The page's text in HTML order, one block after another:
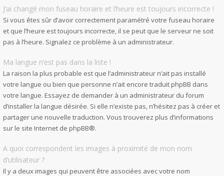
J’ai changé mon fuseau horaire et l’heure est toujours incorrecte !
Si vous êtes sûr d’avoir correctement paramétré votre fuseau horaire
et que l’heure est toujours incorrecte, il se peut que le serveur ne soit
pas à l’heure. Signalez ce problème à un administrateur.
Ma langue n’est pas dans la liste !
La raison la plus probable est que l’administrateur n’ait pas installé
votre langue ou bien que personne n’ait encore traduit phpBB dans
votre langue. Essayez de demander à un administrateur du forum
d’installer la langue désirée. Si elle n’existe pas, n’hésitez pas à créer et
partager une nouvelle traduction. Vous trouverez plus d’informations
sur le site Internet de phpBB®.
A quoi correspondent les images à proximité de mon nom
d’utilisateur ?
Il y a deux images qui peuvent être associées avec votre nom